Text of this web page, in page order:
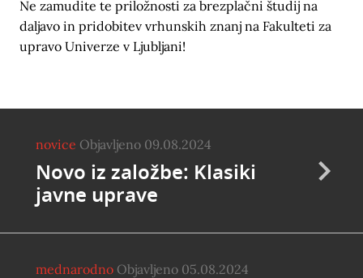
Ne zamudite te priložnosti za brezplačni študij na
daljavo in pridobitev vrhunskih znanj na Fakulteti za
upravo Univerze v Ljubljani!
novice Objavljeno 09.08.2024
Novo iz založbe: Klasiki
javne uprave
mednarodno Objavljeno 05.08.2024